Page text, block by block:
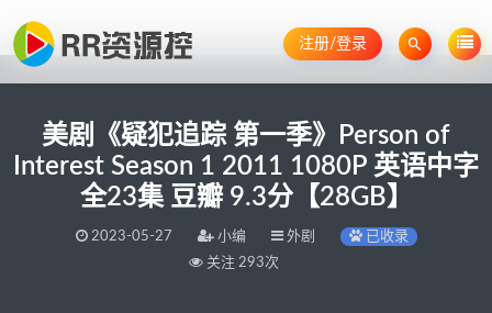
注册/登录
美剧《疑犯追踪 第一季》Person of
Interest Season 1 2011 1080P 英语中字
全23集 豆瓣 9.3分【28GB】
2023-05-27 小编 外剧
已收录
关注 293次